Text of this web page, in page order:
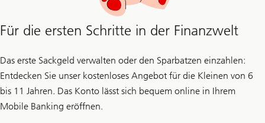
Für die ersten Schritte in der Finanzwelt
Das erste Sackgeld verwalten oder den Sparbatzen einzahlen:
Entdecken Sie unser kostenloses Angebot für die Kleinen von 6
bis 11 Jahren. Das Konto lässt sich bequem online in Ihrem
Mobile Banking eröffnen.